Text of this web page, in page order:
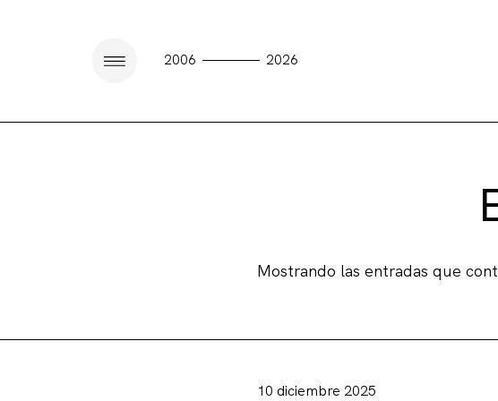
2006 ———— 2026
Mostrando las entradas que
10 diciembre 2025